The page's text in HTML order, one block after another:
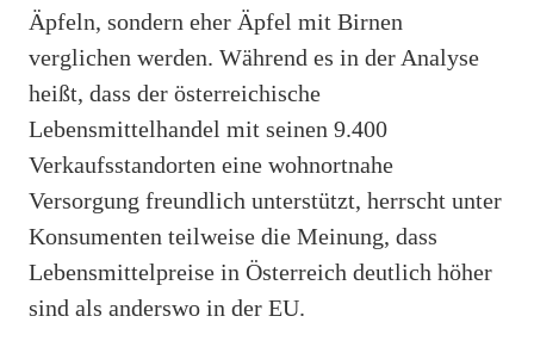
Äpfeln, sondern eher Äpfel mit Birnen
verglichen werden. Während es in der Analyse
heißt, dass der österreichische
Lebensmittelhandel mit seinen 9.400
Verkaufsstandorten eine wohnortnahe
Versorgung freundlich unterstützt, herrscht unter
Konsumenten teilweise die Meinung, dass
Lebensmittelpreise in Österreich deutlich höher
sind als anderswo in der EU.